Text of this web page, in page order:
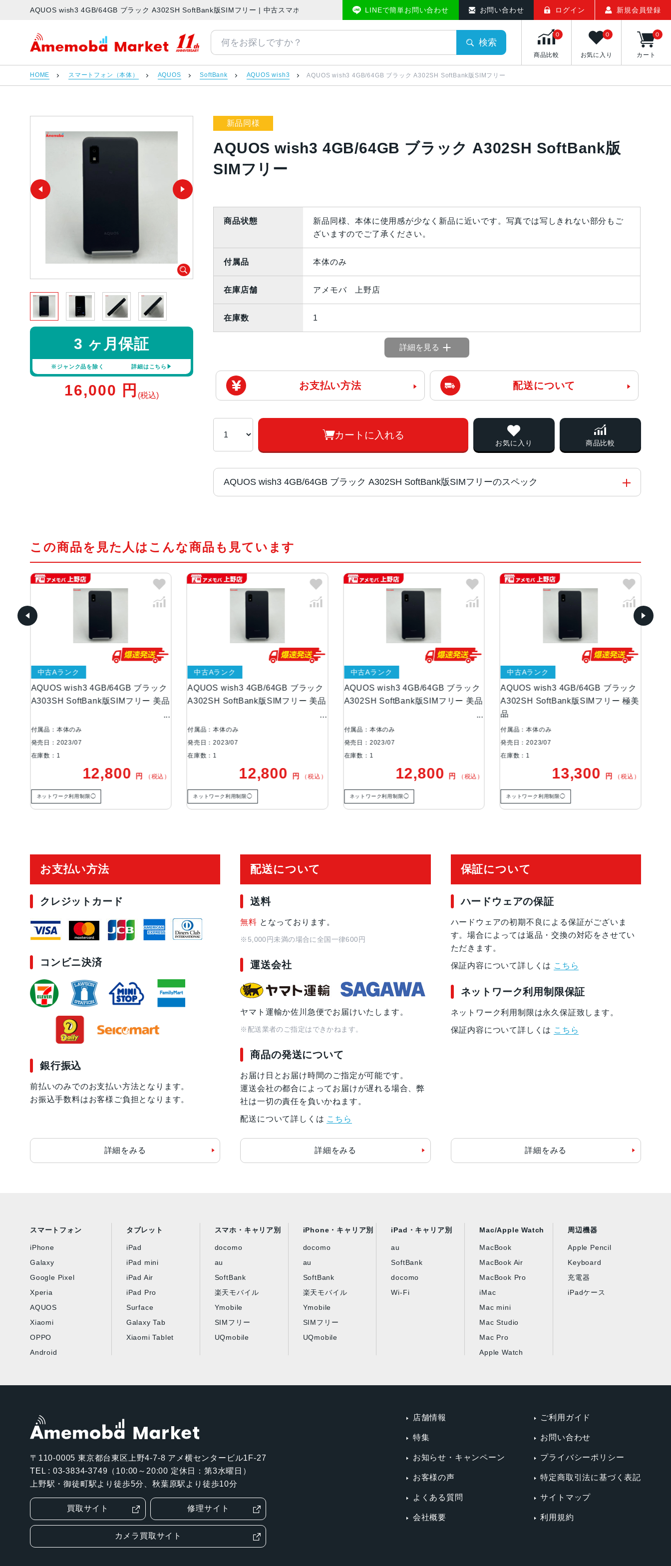
AQUOS wish3 4GB/64GB ブラック A302SH SoftBank版SIMフリー | 中古スマホ販売のアメモバマーケットLINEで簡単お問い合わせ お問い合わせ ログイン 新規会員登録
アメモバマーケット
検索
商品比較
0
お気に入り
0
カート
0
HOME スマートフォン（本体） AQUOS SoftBank AQUOS wish3 AQUOS wish3 4GB/64GB ブラック A302SH SoftBank版SIMフリー
新品同様
AQUOS wish3 4GB/64GB ブラック A302SH SoftBank版
SIMフリー
3 ヶ月保証
※ジャンク品を除く 詳細はこちら
16,000 円 (税込)
商品状態
新品同様、本体に使用感が少なく新品に近いです。写真では写しきれない部分もご
ざいますのでご了承ください。
付属品 本体のみ
在庫店舗 アメモバ 上野店
在庫数 1
詳細を見る
お支払い方法 配送について
カートに入れる
お気に入り 商品比較
AQUOS wish3 4GB/64GB ブラック A302SH SoftBank版SIMフリーのスペック
カラー ブラック、ホワイト、グリーン、ピンク
サイズ・重さ
70x147x8.9mm・161g
70x147x9.4mm・161g
ROM：64GB
RAM：4GB
アウトカメラ 約1300万画素
インカメラ 約500万画素
3730ｍAh
発売日 2023年7月6日
この商品を見た人はこんな商品も見ています
AQUOS wish3 4GB/64GB ブラック
A303SH SoftBank版SIMフリー 美品
中古Aランク
付属品：本体のみ
発売日：2023/07
在庫数：1
12,800 円 （税込）
ネットワーク利用制限◯
AQUOS wish3 4GB/64GB ブラック
A302SH SoftBank版SIMフリー 美品
中古Aランク
付属品：本体のみ
発売日：2023/07
在庫数：1
12,800 円 （税込）
ネットワーク利用制限◯
AQUOS wish3 4GB/64GB ブラック
A302SH SoftBank版SIMフリー 美品
中古Aランク
付属品：本体のみ
発売日：2023/07
在庫数：1
12,800 円 （税込）
ネットワーク利用制限◯
AQUOS wish3 4GB/64GB ブラック
A302SH SoftBank版SIMフリー 極美
品
中古Aランク
付属品：本体のみ
発売日：2023/07
在庫数：1
13,300 円 （税込）
ネットワーク利用制限◯
お支払い方法
クレジットカード
コンビニ決済
銀行振込
前払いのみでのお支払い方法となります。
お振込手数料はお客様ご負担となります。
詳細をみる
配送について
送料
無料 となっております。
※5,000円未満の場合に全国一律600円
運送会社
ヤマト運輸か佐川急便でお届けいたします。
※配送業者のご指定はできかねます。
商品の発送について
お届け日とお届け時間のご指定が可能です。
運送会社の都合によってお届けが遅れる場合、弊
社は一切の責任を負いかねます。
配送について詳しくは こちら
詳細をみる
保証について
ハードウェアの保証
ハードウェアの初期不良による保証がございま
す。場合によっては返品・交換の対応をさせてい
ただきます。
保証内容について詳しくは こちら
ネットワーク利用制限保証
ネットワーク利用制限は永久保証致します。
保証内容について詳しくは こちら
詳細をみる
スマートフォン
iPhone
Galaxy
Google Pixel
Xperia
AQUOS
Xiaomi
OPPO
Android
タブレット
iPad
iPad mini
iPad Air
iPad Pro
Surface
Galaxy Tab
Xiaomi Tablet
スマホ・キャリア別
docomo
au
SoftBank
楽天モバイル
Ymobile
SIMフリー
UQmobile
iPhone・キャリア別
docomo
au
SoftBank
楽天モバイル
Ymobile
SIMフリー
UQmobile
iPad・キャリア別
au
SoftBank
docomo
Wi-Fi
Mac/Apple Watch
MacBook
MacBook Air
MacBook Pro
iMac
Mac mini
Mac Studio
Mac Pro
Apple Watch
周辺機器
Apple Pencil
Keyboard
充電器
iPadケース
〒110-0005 東京都台東区上野4-7-8 アメ横センタービル1F-27
TEL : 03-3834-3749（10:00～20:00 定休日：第3水曜日）
上野駅・御徒町駅より徒歩5分、秋葉原駅より徒歩10分
買取サイト 修理サイト
カメラ買取サイト
店舗情報
特集
お知らせ・キャンペーン
お客様の声
よくある質問
会社概要
ご利用ガイド
お問い合わせ
プライバシーポリシー
特定商取引法に基づく表記
サイトマップ
利用規約